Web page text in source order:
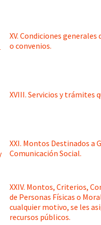
XV. Condiciones
o convenios.
XVIII. Servicios y trámites
XXI. Montos Destinados a
Comunicación Social.
XXIV. Montos, Criterios,
de Personas Físicas o
cualquier motivo, se les
recursos públicos.